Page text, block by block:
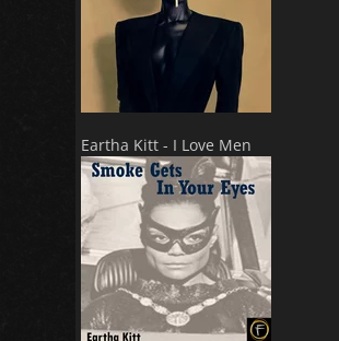
Eartha Kitt - I Love Men